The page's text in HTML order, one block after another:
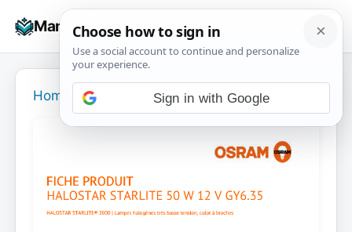
Manuals+
☰
Home Sign in with Google